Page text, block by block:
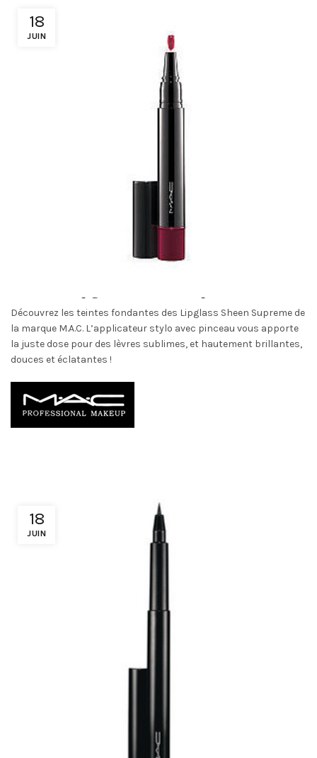
18
JUIN
Découvrez les teintes fondantes des Lipglass Sheen Supreme de
la marque M.A.C. L’applicateur stylo avec pinceau vous apporte
la juste dose pour des lèvres sublimes, et hautement brillantes,
douces et éclatantes !
18
JUIN